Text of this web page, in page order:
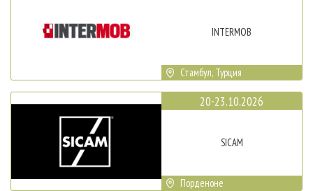
INTERMOB
Стамбул, Турция
20-23.10.2026
SICAM
Порденоне